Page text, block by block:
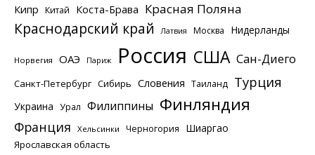
Кипр Китай Коста-Брава Красная Поляна
Краснодарский край Латвия Москва Нидерланды
Норвегия ОАЭ Париж Россия США Сан-Диего
Санкт-Петербург Сибирь Словения Таиланд Турция
Украина Урал Филиппины Финляндия
Франция Хельсинки Черногория Шиаргао
Ярославская область